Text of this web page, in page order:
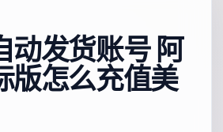
动发货账号 阿
版怎么充值美